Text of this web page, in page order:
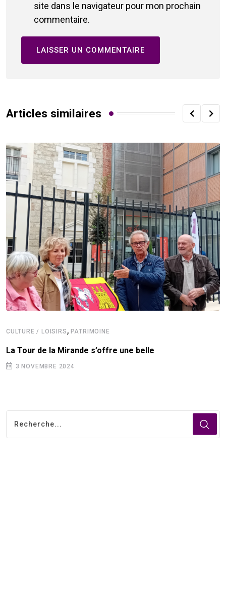
site dans le navigateur pour mon prochain
commentaire.
Articles similaires
CULTURE / LOISIRS , PATRIMOINE
La Tour de la Mirande s’offre une belle
3 NOVEMBRE 2024